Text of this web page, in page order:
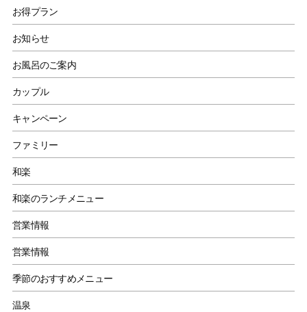
お得プラン
お知らせ
お風呂のご案内
カップル
キャンペーン
ファミリー
和楽
和楽のランチメニュー
営業情報
営業情報
季節のおすすめメニュー
温泉